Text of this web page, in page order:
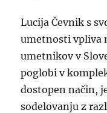
Lucija Čevnik s
umetnosti vpliva
umetnikov v
poglobi v
dostopen način,
sodelovanju z